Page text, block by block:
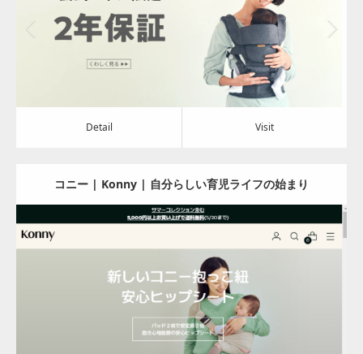
Detail Visit
Detail Visit
コニー | Konny | 自分らしい育児ライフの始まり
Update:2024.08.01
Category: アパレル・バッグ